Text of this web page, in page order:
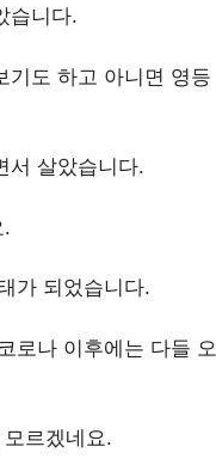
습니다.
기도 하고 아니면 영등
서 살았습니다.
.
가 되었습니다.
로나 이후에는 다들 오
르겠네요.